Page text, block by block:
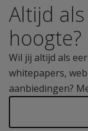
Altijd
hoogte?
Wil jij altijd als
whitepapers,
aanbiedingen?